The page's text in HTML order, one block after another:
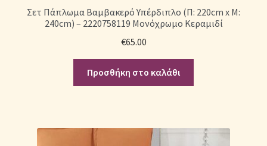
Σετ Πάπλωμα Βαμβακερό Υπέρδιπλο (Π: 220cm x Μ:
240cm) – 2220758119 Μονόχρωμο Κεραμιδί
€65.00
Προσθήκη στο καλάθι